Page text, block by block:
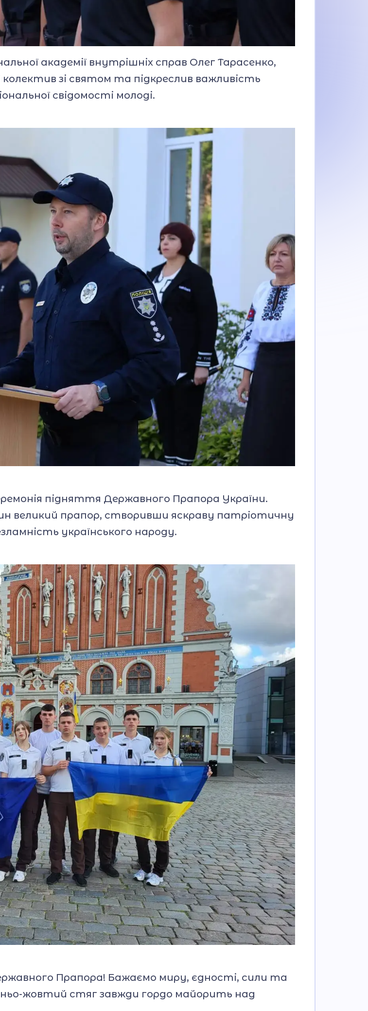
академії внутрішніх справ Олег Тарасенко,
колектив зі святом та підкреслив важливість
свідомості молоді.
підняття Державного Прапора України.
великий прапор, створивши яскраву патріотичну
українського народу.
Прапора! Бажаємо миру, єдності, сили та
жовтий стяг завжди гордо майорить над